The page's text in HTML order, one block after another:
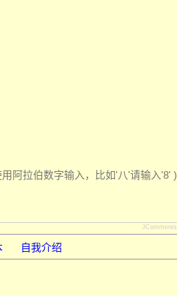
阿拉伯数字输入，比如'八'请输入'8' )
JComments
自我介绍